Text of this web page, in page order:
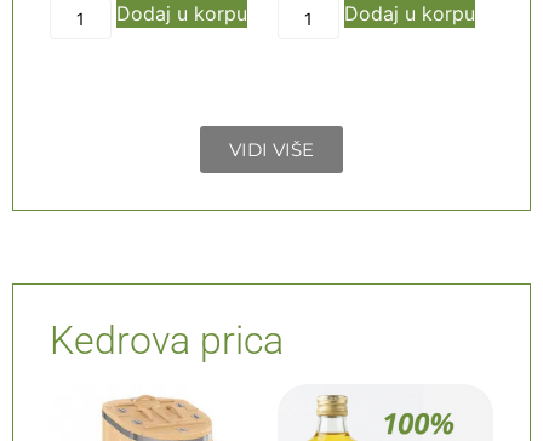
Dodaj u korpu Dodaj u korpu
VIDI VIŠE
Kedrova prica